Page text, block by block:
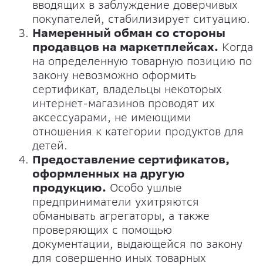
вводящих в заблуждение доверчивых
покупателей, стабилизирует ситуацию.
Намеренный обман со стороны
продавцов на маркетплейсах. Когда
на определенную товарную позицию по
закону невозможно оформить
сертификат, владельцы некоторых
интернет-магазинов проводят их
аксессуарами, не имеющими
отношения к категории продуктов для
детей.
Предоставление сертификатов,
оформленных на другую
продукцию. Особо ушлые
предприниматели ухитряются
обманывать агрегаторы, а также
проверяющих с помощью
документации, выдающейся по закону
для совершенно иных товарных